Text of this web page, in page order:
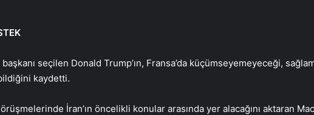
başkanı seçilen Donald Trump’ın, Fransa’da küçümseyemeyeceği,
kaydetti.
İran’ın öncelikli konular arasında yer alacağını aktaran